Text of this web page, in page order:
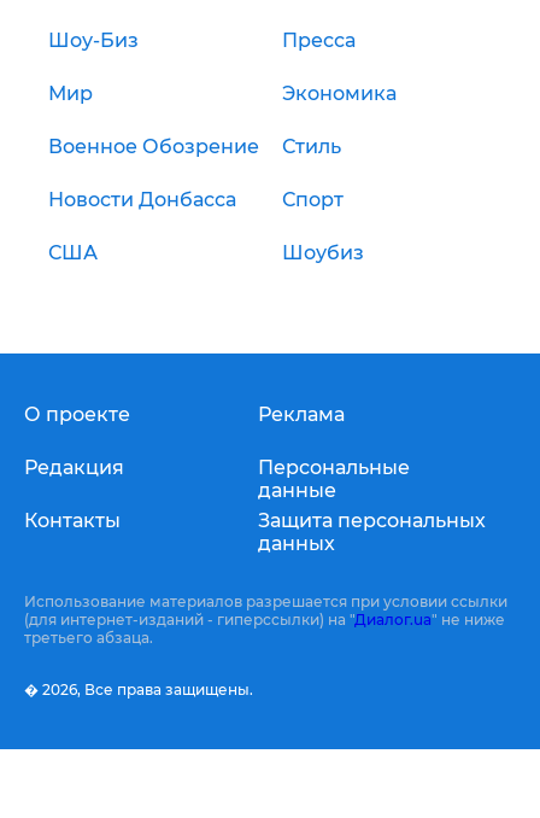
Шоу-Биз Пресса
Мир Экономика
Военное Обозрение Стиль
Новости Донбасса Спорт
США Шоубиз
О проекте
Редакция
Контакты
Реклама
Персональные
данные
Защита персональных
данных
Использование материалов разрешается при условии ссылки
(для интернет-изданий - гиперссылки) на "Диалог.ua" не ниже
третьего абзаца.
� 2026, Все права защищены.